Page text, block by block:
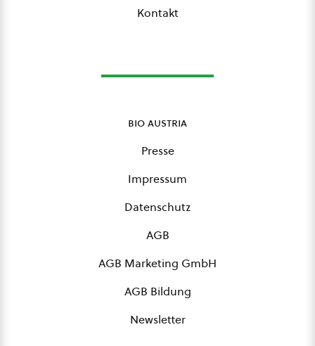
Kontakt
bio austria
Presse
Impressum
Datenschutz
AGB
AGB Marketing GmbH
AGB Bildung
Newsletter